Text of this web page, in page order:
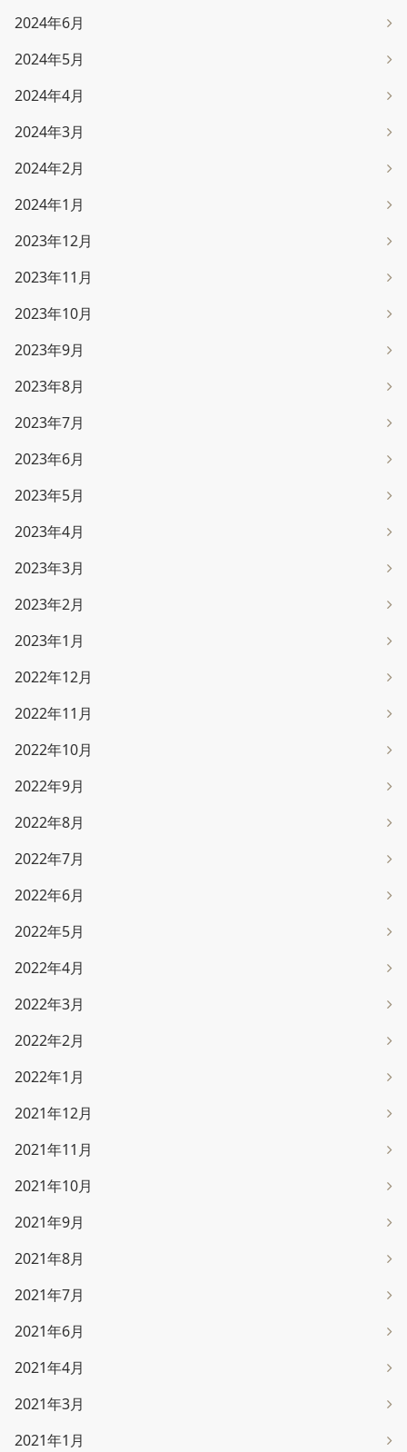
2024年6月
2024年5月
2024年4月
2024年3月
2024年2月
2024年1月
2023年12月
2023年11月
2023年10月
2023年9月
2023年8月
2023年7月
2023年6月
2023年5月
2023年4月
2023年3月
2023年2月
2023年1月
2022年12月
2022年11月
2022年10月
2022年9月
2022年8月
2022年7月
2022年6月
2022年5月
2022年4月
2022年3月
2022年2月
2022年1月
2021年12月
2021年11月
2021年10月
2021年9月
2021年8月
2021年7月
2021年6月
2021年4月
2021年3月
2021年1月